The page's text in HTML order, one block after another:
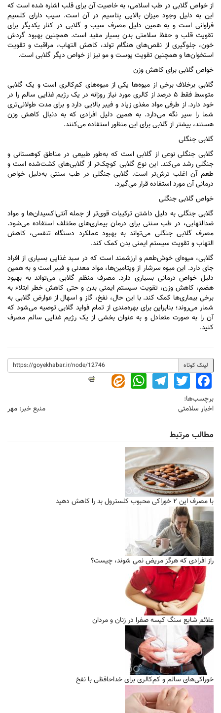
از خواص گلابی در طب اسلامی، به خاصیت آن برای قلب اشاره شده است که
این به دلیل وجود میزان بالایی پتاسیم در آن است. سیب دارای کلسیم
فراوانی است و به همین دلیل مصرف سیب و گلابی در کنار یکدیگر برای
تقویت قلب و حفظ سلامتی بدن بسیار مفید است. همچنین بهبود گردش
خون، جلوگیری از نقص‌های هنگام تولد، کاهش التهاب، مراقبت و تقویت
استخوان‌ها و همچنین تقویت پوست و مو نیز از خواص دیگر گلابی است.
خواص گلابی برای کاهش وزن
گلابی برخلاف برخی از میوه‌ها یکی از میوه‌های کم‌کالری است و یک گلابی
متوسط فقط ۵ درصد از کالری مورد نیاز روزانه در یک رژیم غذایی سالم را در
خود دارد. از طرفی مواد مغذی زیاد و فیبر بالایی دارد و برای مدت طولانی‌تری
شما را سیر نگه می‌دارد. به همین دلیل افرادی که به دنبال کاهش وزن
هستند، بیشتر از گلابی برای این منظور استفاده می‌کنند.
گلابی جنگلی
گلابی جنگلی نوعی از گلابی است که به‌طور طبیعی در مناطق کوهستانی و
جنگلی رشد می‌کند. این نوع گلابی کوچک‌تر از گلابی‌های کشت‌شده است و
طعم آن اغلب ترش‌تر است. گلابی جنگلی در طب سنتی به‌دلیل خواص
درمانی آن مورد استفاده قرار می‌گیرد.
خواص گلابی جنگلی
گلابی جنگلی به دلیل داشتن ترکیبات قوی‌تر از جمله آنتی‌اکسیدان‌ها و مواد
ضدالتهابی، در طب سنتی برای درمان بیماری‌های مختلف استفاده می‌شود.
مصرف گلابی جنگلی می‌تواند به بهبود عملکرد دستگاه تنفسی، کاهش
التهاب و تقویت سیستم ایمنی بدن کمک کند.
گلابی، میوه‌ای خوش‌طعم و ارزشمند است که در سبد غذایی بسیاری از افراد
جای دارد. این میوه سرشار از ویتامین‌ها، مواد معدنی و فیبر است و به همین
دلیل خواص درمانی بسیاری دارد. مصرف منظم گلابی می‌تواند به بهبود
هضم، کاهش وزن، تقویت سیستم ایمنی بدن و حتی کاهش خطر ابتلاء به
برخی بیماری‌ها کمک کند. با این حال، نفخ، گاز و اسهال از عوارض گلابی به
شمار می‌روند؛ بنابراین برای بهره‌مندی از تمام فواید گلابی توصیه می‌شود که
آن را به صورت متعادل و به عنوان بخشی از یک رژیم غذایی سالم مصرف
کنید.
لینک کوتاه
Facebook
Twitter
Telegram
WhatsApp
برچسب‌ها:
اخبار سلامتی
منبع خبر: مهر
مطالب مرتبط
با مصرف این ۲ خوراکی محبوب کلسترول بد را کاهش دهید
راز افرادی که هرگز مریض نمی شوند، چیست؟
علائم شایع سنگ کیسه صفرا در زنان و مردان
خوراکی‌های سالم و کم‌کالری برای خداحافظی با نفخ